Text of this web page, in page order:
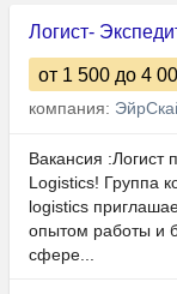
Логист-
от 1 500 до 4
компания:
Вакансия :Логист
Logistics! Группа
logistics
опытом работы и
сфере...